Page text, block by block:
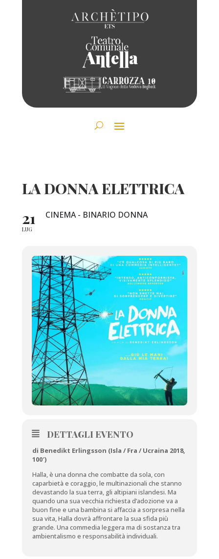
LA DONNA ELETTRICA
21
LUG
CINEMA - BINARIO DONNA
DETTAGLI EVENTO
di Benedikt Erlingsson (Isla / Fra / Ucraina 2018,
100′)
Halla, è una donna che combatte da sola, con
caparbietà e coraggio, le multinazionali che stanno
devastando la sua terra, gli altipiani islandesi. Ma
quando una sua vecchia richiesta d’adozione va a
buon fine e una bambina si affaccia a sorpresa nella
sua vita, Halla dovrà affrontare la sua sfida più
grande. Una commedia leggera ma di sostanza tra
ambientalismo e responsabilità individuali.